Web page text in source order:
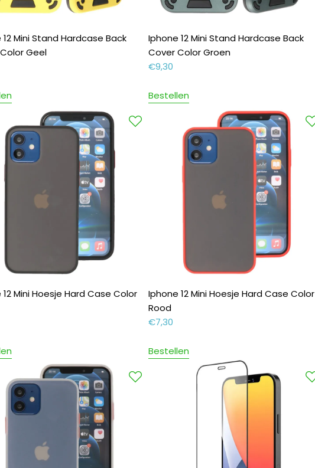
Mini Stand Hardcase Back
Geel
Iphone 12 Mini Stand Hardcase Back
Cover Color Groen
€9,30
Bestellen
Mini Hoesje Hard Case Color
Iphone 12 Mini Hoesje Hard Case Color
Rood
€7,30
Bestellen